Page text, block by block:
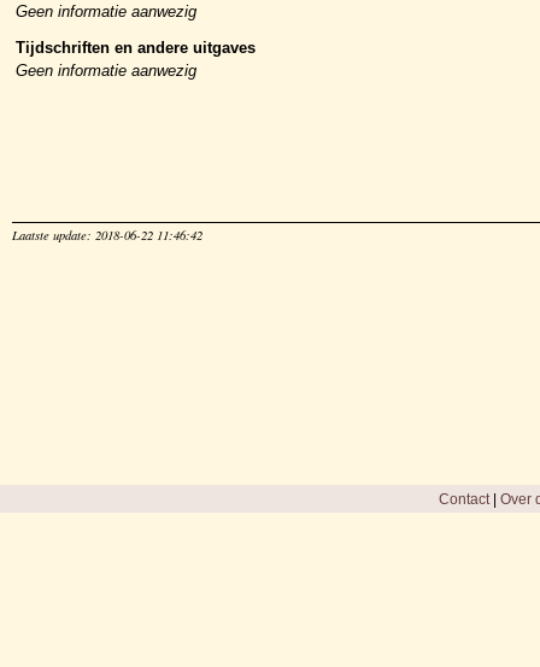
Geen informatie aanwezig
Tijdschriften en andere uitgaves
Geen informatie aanwezig
Laatste update: 2018-06-22 11:46:42
Contact| Over